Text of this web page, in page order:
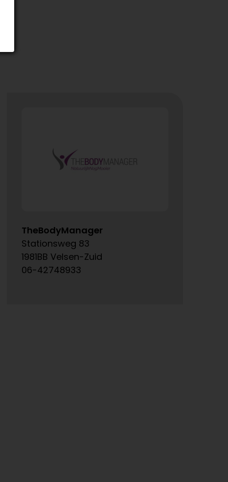
TheBodyManager
Stationsweg 83
1981BB Velsen-Zuid
06-42748933